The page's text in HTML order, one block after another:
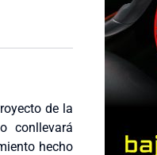
de la
conllevará
hecho